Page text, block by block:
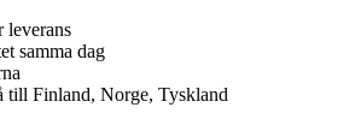
leverans
samma dag
till Finland, Norge, Tyskland